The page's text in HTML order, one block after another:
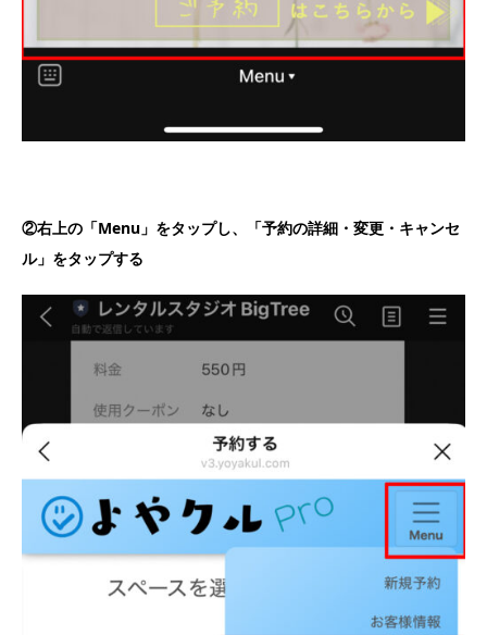
②右上の「Menu」をタップし、「予約の詳細・変更・キャンセ
ル」をタップする